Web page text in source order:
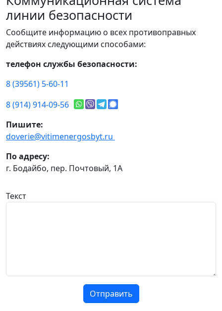
линии безопасности
Сообщите информацию о всех противоправных
действиях следующими способами:
телефон службы безопасности:
8 (39561) 5-60-11
8 (914) 914-09-56
Пишите:
doverie@vitimenergosbyt.ru
По адресу:
г. Бодайбо, пер. Почтовый, 1А
Текст
Отправить